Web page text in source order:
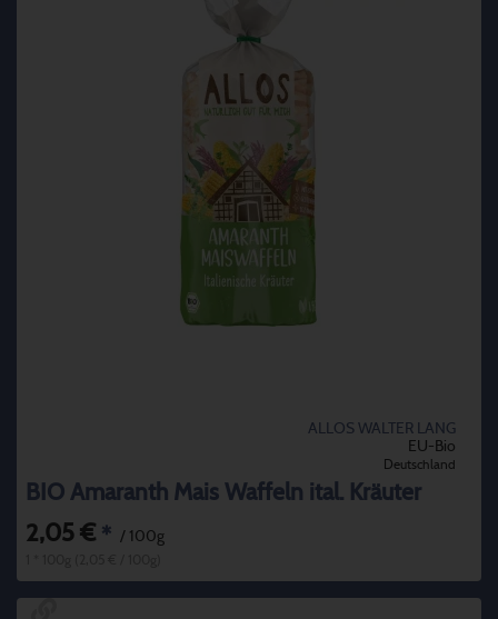
ALLOS WALTER LANG
EU-Bio
Deutschland
BIO Amaranth Mais Waffeln ital. Kräuter
2,05 € * / 100g